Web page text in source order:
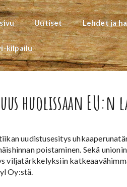
Uutiset Lehdet ja
kilpailu
huolissaan EU:n
uudistusesitys
poistaminen. Sekä
viljatärkkelyksiin
Oy:stä.